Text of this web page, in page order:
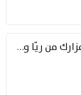
حننت إلى ريّا ونفسك باعدت … مزارك من ريّا وشعباكما معا